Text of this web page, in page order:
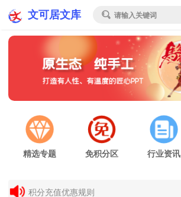
文可居文库  请输入关键词
精选专题 免积分区 行业资讯
积分充值优惠规则